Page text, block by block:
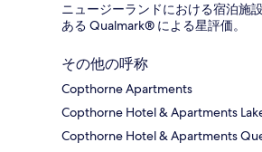
ニュージーランドにおける宿泊施
ある Qualmark® による星評価。
その他の呼称
Copthorne Apartments
Copthorne Hotel & Apartments
Copthorne Hotel & Apartments